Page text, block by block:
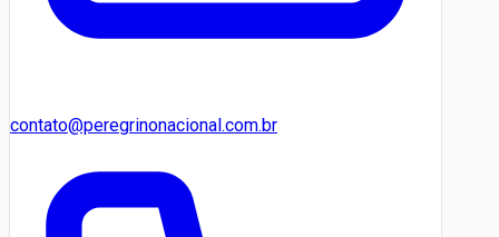
contato@peregrinonacional.com.br